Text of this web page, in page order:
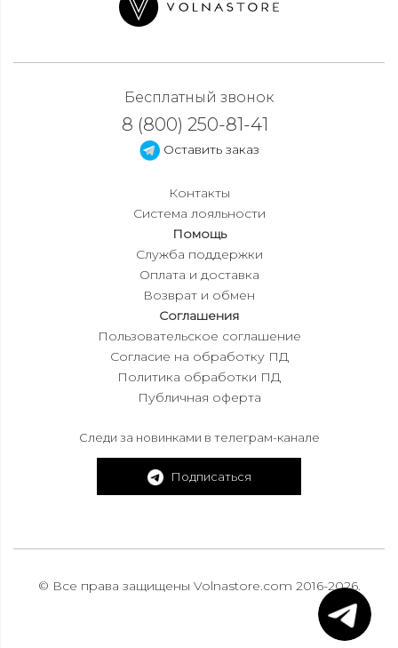
Бесплатный звонок
8 (800) 250-81-41
Оставить заказ
Контакты
Система лояльности
Помощь
Служба поддержки
Оплата и доставка
Возврат и обмен
Соглашения
Пользовательское соглашение
Согласие на обработку ПД
Политика обработки ПД
Публичная оферта
Следи за новинками в телеграм-канале
Подписаться
© Все права защищены Volnastore.com 2016-2026.